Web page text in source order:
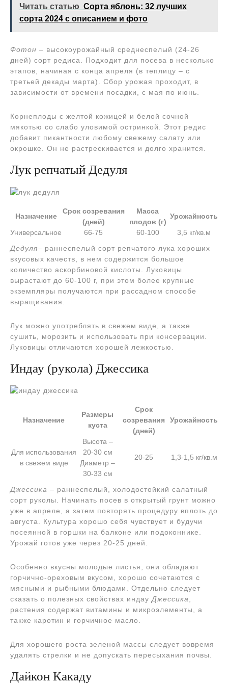
Читать статью Сорта яблонь: 32 лучших
сорта 2024 с описанием и фото
Фотон – высокоурожайный среднеспелый (24-26
дней) сорт редиса. Подходит для посева в несколько
этапов, начиная с конца апреля (в теплицу – с
третьей декады марта). Сбор урожая проходит, в
зависимости от времени посадки, с мая по июнь.
Корнеплоды с желтой кожицей и белой сочной
мякотью со слабо уловимой остринкой. Этот редис
добавит пикантности любому свежему салату или
окрошке. Он не растрескивается и долго хранится.
Лук репчатый Дедуля
Назначение
Срок созревания
(дней)
Масса
плодов (г)
Урожайность
Универсальное
66-75 60-100
3,5 кг/кв.м
Дедуля– раннеспелый сорт репчатого лука хороших
вкусовых качеств, в нем содержится большое
количество аскорбиновой кислоты. Луковицы
вырастают до 60-100 г, при этом более крупные
экземпляры получаются при рассадном способе
выращивания.
Лук можно употреблять в свежем виде, а также
сушить, морозить и использовать при консервации.
Луковицы отличаются хорошей лежкостью.
Индау (рукола) Джессика
Назначение
Размеры
куста
Срок
созревания
(дней)
Урожайность
Для использования
в свежем виде
Высота –
20-30 см
Диаметр –
30-33 см
20-25 1,3-1,5 кг/кв.м
Джессика – раннеспелый, холодостойкий салатный
сорт руколы. Начинать посев в открытый грунт можно
уже в апреле, а затем повторять процедуру вплоть до
августа. Культура хорошо себя чувствует и будучи
посеянной в горшки на балконе или подоконнике.
Урожай готов уже через 20-25 дней.
Особенно вкусны молодые листья, они обладают
горчично-ореховым вкусом, хорошо сочетаются с
мясными и рыбными блюдами. Отдельно следует
сказать о полезных свойствах индауДжессика,
растения содержат витамины и микроэлементы, а
также каротин и горчичное масло.
Для хорошего роста зеленой массы следует вовремя
удалять стрелки и не допускать пересыхания почвы.
Дайкон Какаду